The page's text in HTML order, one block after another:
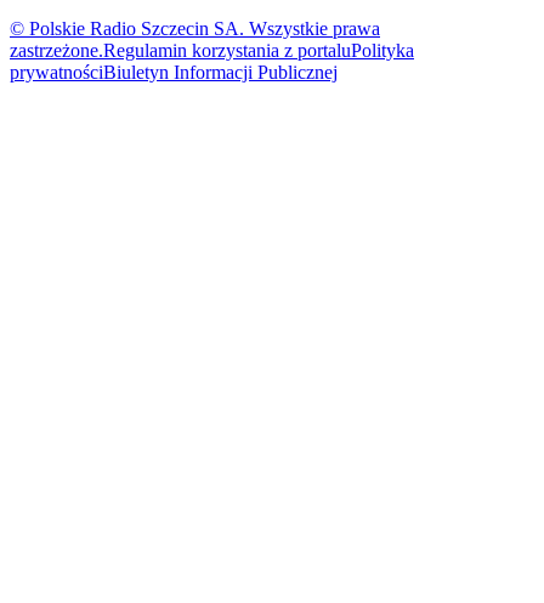
© Polskie Radio Szczecin SA. Wszystkie prawa
zastrzeżone.Regulamin korzystania z portaluPolityka
prywatnościBiuletyn Informacji Publicznej